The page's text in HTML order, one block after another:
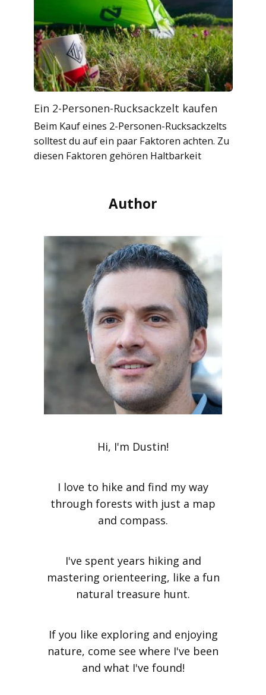
Ein 2-Personen-Rucksackzelt kaufen
Beim Kauf eines 2-Personen-Rucksackzelts
solltest du auf ein paar Faktoren achten. Zu
diesen Faktoren gehören Haltbarkeit
Author
Hi, I'm Dustin!
I love to hike and find my way
through forests with just a map
and compass.
I've spent years hiking and
mastering orienteering, like a fun
natural treasure hunt.
If you like exploring and enjoying
nature, come see where I've been
and what I've found!